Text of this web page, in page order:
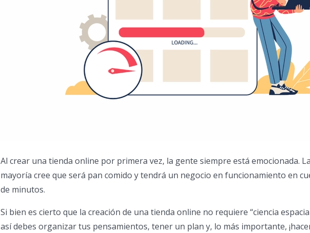
Al crear una tienda online por primera vez, la gente siempre está emocionada.
mayoría cree que será pan comido y tendrá un negocio en funcionamiento en
de minutos.
Si bien es cierto que la creación de una tienda online no requiere “ciencia
así debes organizar tus pensamientos, tener un plan y, lo más importante,